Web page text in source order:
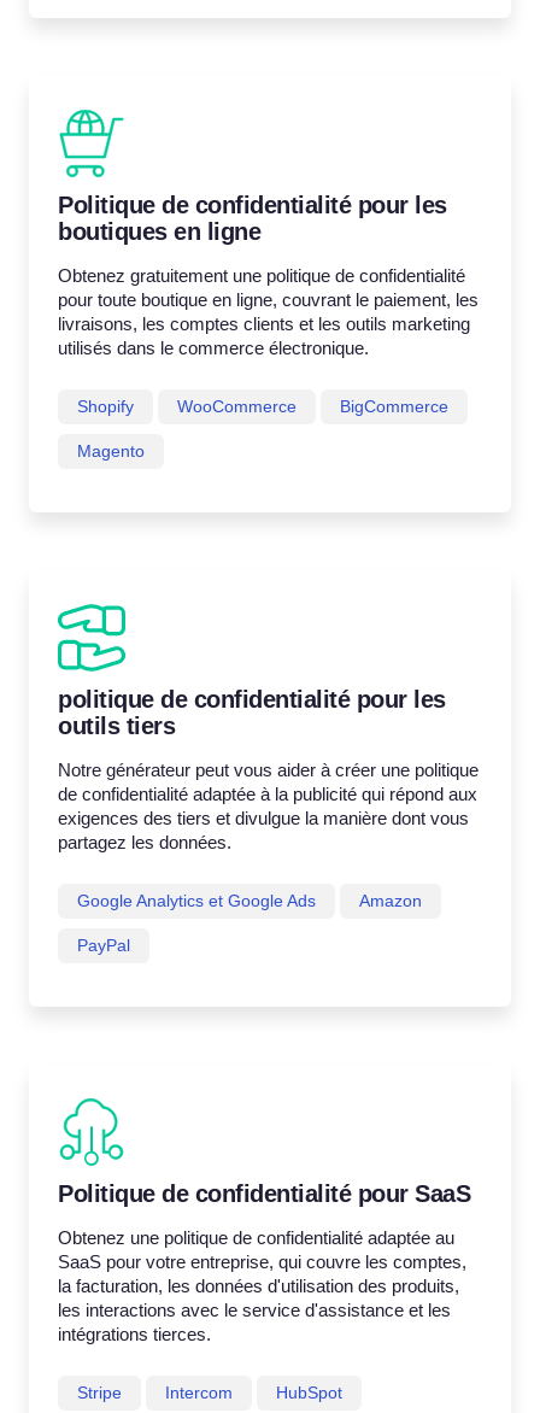
Politique de confidentialité pour les
boutiques en ligne
Obtenez gratuitement une politique de confidentialité
pour toute boutique en ligne, couvrant le paiement, les
livraisons, les comptes clients et les outils marketing
utilisés dans le commerce électronique.
Shopify WooCommerce BigCommerce
Magento
politique de confidentialité pour les
outils tiers
Notre générateur peut vous aider à créer une politique
de confidentialité adaptée à la publicité qui répond aux
exigences des tiers et divulgue la manière dont vous
partagez les données.
Google Analytics et Google Ads Amazon
PayPal
Politique de confidentialité pour SaaS
Obtenez une politique de confidentialité adaptée au
SaaS pour votre entreprise, qui couvre les comptes,
la facturation, les données d'utilisation des produits,
les interactions avec le service d'assistance et les
intégrations tierces.
Stripe Intercom HubSpot